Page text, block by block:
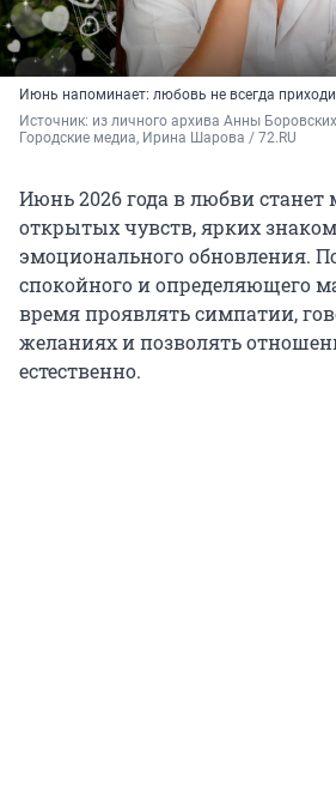
Июнь напоминает: любовь не всегда
Источник: из личного архива Анны
Городские медиа, Ирина Шарова / 72.RU
Июнь 2026 года в любви станет
открытых чувств, ярких
эмоционального обновления.
спокойного и определяющего
время проявлять симпатии,
желаниях и позволять
естественно.